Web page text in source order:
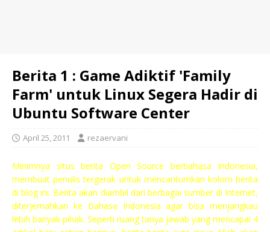
Berita 1 : Game Adiktif 'Family
Farm' untuk Linux Segera Hadir di
Ubuntu Software Center
April 25, 2011 rezaervani
Minimnya situs berita Open Source berbahasa Indonesia,
membuat penulis tergerak untuk mencantumkan kolom berita
di blog ini. Berita akan diambil dari berbagai sumber di Internet,
diterjemahkan ke Bahasa Indonesia agar bisa menjangkau
lebih banyak pihak. Seperti ruang tanya jawab yang mencapai 4